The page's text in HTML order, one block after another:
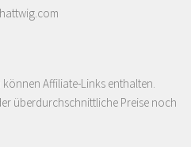
Affiliate-Links enthalten.
überdurchschnittliche Preise noch